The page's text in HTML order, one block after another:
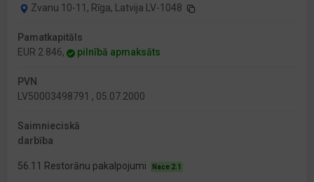
Zvanu 10-11, Rīga, Latvija LV-1048
Pamatkapitāls
EUR 2 846,
pilnībā apmaksāts
PVN
LV50003498791 , 05.07.2000
Saimnieciskā
darbība
56.11 Restorānu pakalpojumi Nace 2.1